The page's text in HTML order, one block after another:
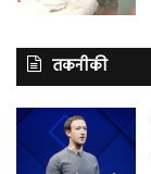
तकनीकी